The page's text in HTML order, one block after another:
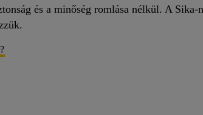
és a minőség romlása nélkül. A